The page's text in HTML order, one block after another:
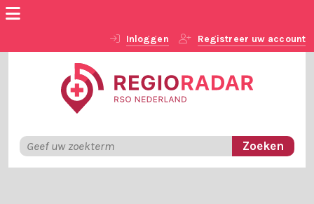
Inloggen Registreer uw account